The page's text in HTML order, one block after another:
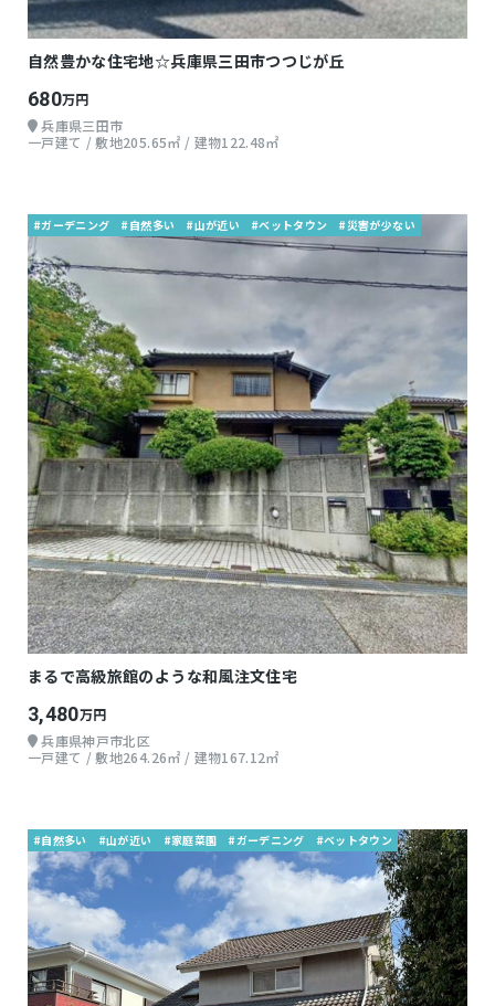
自然豊かな住宅地☆兵庫県三田市つつじが丘
680万円
兵庫県三田市
一戸建て / 敷地205.65㎡ / 建物122.48㎡
#ガーデニング #自然多い #山が近い #ベットタウン #災害が少ない
まるで高級旅館のような和風注文住宅
3,480万円
兵庫県神戸市北区
一戸建て / 敷地264.26㎡ / 建物167.12㎡
#自然多い #山が近い #家庭菜園 #ガーデニング #ベットタウン